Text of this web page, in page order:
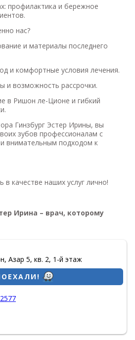
профилактика и бережное
нас?
и материалы последнего
и комфортные условия лечения.
и возможность рассрочки.
в Ришон ле-Ционе и гибкий
Гинзбург Эстер Ирины, вы
зубов профессионалам с
внимательным подходом к
в качестве наших услуг лично!
Ирина – врач, которому
Азар 5, кв. 2, 1-й этаж